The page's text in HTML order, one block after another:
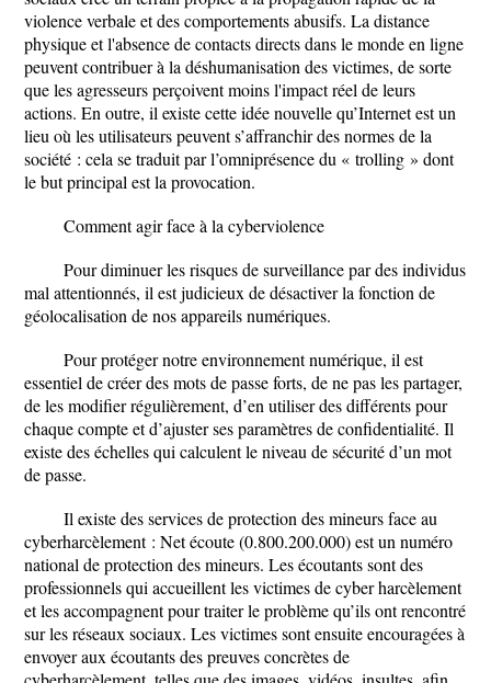
violence verbale et des comportements abusifs. La distance
physique et l'absence de contacts directs dans le monde en ligne
peuvent contribuer à la déshumanisation des victimes, de sorte
que les agresseurs perçoivent moins l'impact réel de leurs
actions. En outre, il existe cette idée nouvelle qu’Internet est un
lieu où les utilisateurs peuvent s’affranchir des normes de la
société : cela se traduit par l’omniprésence du « trolling » dont
le but principal est la provocation.
Comment agir face à la cyberviolence
Pour diminuer les risques de surveillance par des individus
mal attentionnés, il est judicieux de désactiver la fonction de
géolocalisation de nos appareils numériques.
Pour protéger notre environnement numérique, il est
essentiel de créer des mots de passe forts, de ne pas les partager,
de les modifier régulièrement, d’en utiliser des différents pour
chaque compte et d’ajuster ses paramètres de confidentialité. Il
existe des échelles qui calculent le niveau de sécurité d’un mot
de passe.
Il existe des services de protection des mineurs face au
cyberharcèlement : Net écoute (0.800.200.000) est un numéro
national de protection des mineurs. Les écoutants sont des
professionnels qui accueillent les victimes de cyber harcèlement
et les accompagnent pour traiter le problème qu’ils ont rencontré
sur les réseaux sociaux. Les victimes sont ensuite encouragées à
envoyer aux écoutants des preuves concrètes de